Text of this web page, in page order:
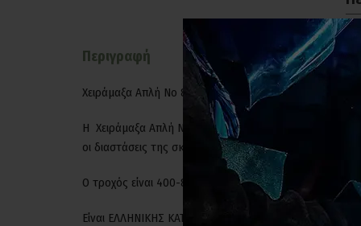
Περιγραφή
Χειράμαξα Απλή Νο 88 Β
Η Χειράμαξα Απλή Νο 88 Β έχει συνολικές διαστάσεις
οι διαστάσεις της σκάφης 85x55x31. Ο σωλήνας του
O τροχός είναι 400-8 8 Ελαφρού Τύπου με 2
Είναι ΕΛΛΗΝΙΚΗΣ ΚΑΤΑΣΚΕΥΗΣ